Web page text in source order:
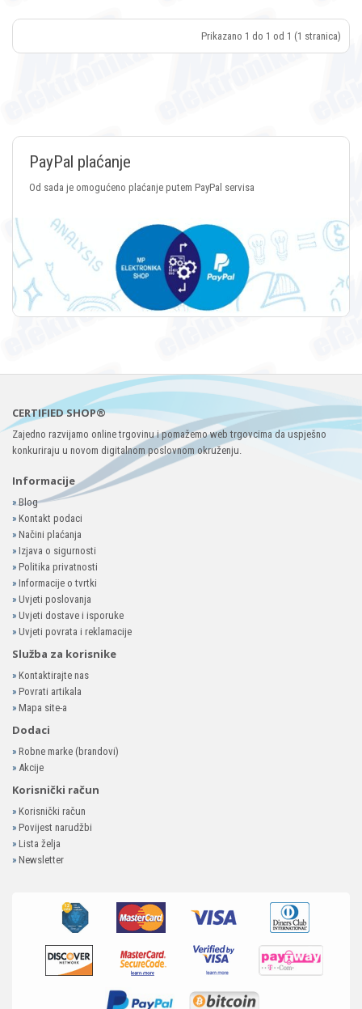
Prikazano 1 do 1 od 1 (1 stranica)
plaćanje putem PayPal servisa
CERTIFIED SHOP®
Zajedno razvijamo online trgovinu i pomažemo web trgovcima da uspješno
konkuriraju u novom digitalnom poslovnom okruženju.
Informacije
»Blog
» Kontakt podaci
» Načini plaćanja
» Izjava o sigurnosti
» Politika privatnosti
» Informacije o tvrtki
» Uvjeti poslovanja
» Uvjeti dostave i isporuke
» Uvjeti povrata i reklamacije
Služba za korisnike
» Kontaktirajte nas
» Povrati artikala
» Mapa site-a
Dodaci
» Robne marke (brandovi)
» Akcije
Korisnički račun
» Korisnički račun
» Povijest narudžbi
» Lista želja
» Newsletter